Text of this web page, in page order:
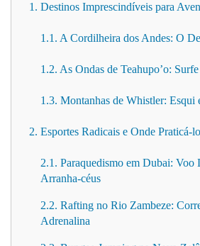
1. Destinos Imprescindíveis para
1.1. A Cordilheira dos Andes: O
1.2. As Ondas de Teahupo’o:
1.3. Montanhas de Whistler: Esqui
2. Esportes Radicais e Onde Praticá-
2.1. Paraquedismo em Dubai: Voo
Arranha-céus
2.2. Rafting no Rio Zambeze:
Adrenalina